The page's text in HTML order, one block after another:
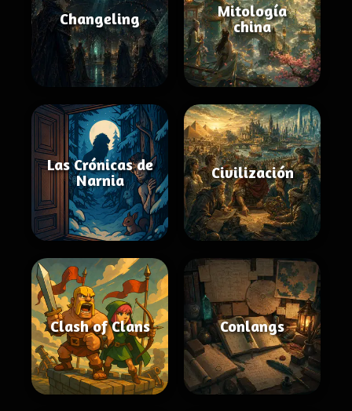
Changeling
Mitología
china
Las Crónicas de
Narnia
Civilización
Clash of Clans Conlangs